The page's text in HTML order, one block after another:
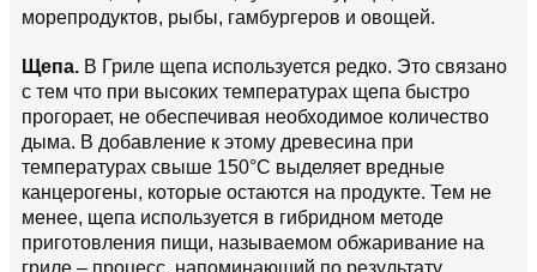
морепродуктов, рыбы, гамбургеров и овощей.
Щепа. В Гриле щепа используется редко. Это связано
с тем что при высоких температурах щепа быстро
прогорает, не обеспечивая необходимое количество
дыма. В добавление к этому древесина при
температурах свыше 150°C выделяет вредные
канцерогены, которые остаются на продукте. Тем не
менее, щепа используется в гибридном методе
приготовления пищи, называемом обжаривание на
гриле – процесс, напоминающий по результату